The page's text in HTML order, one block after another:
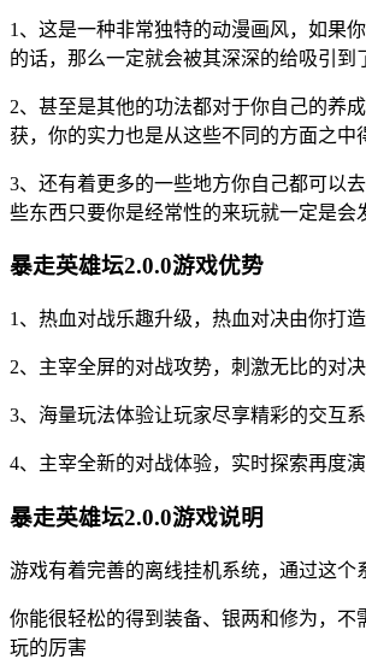
1、这是一种非常独特的动漫画风，如果
的话，那么一定就会被其深深的给吸引到
2、甚至是其他的功法都对于你自己的养
获，你的实力也是从这些不同的方面之中
3、还有着更多的一些地方你自己都可以
些东西只要你是经常性的来玩就一定是会
暴走英雄坛2.0.0游戏优势
1、热血对战乐趣升级，热血对决由你打
2、主宰全屏的对战攻势，刺激无比的对决
3、海量玩法体验让玩家尽享精彩的交互系
4、主宰全新的对战体验，实时探索再度演
暴走英雄坛2.0.0游戏说明
游戏有着完善的离线挂机系统，通过这个
你能很轻松的得到装备、银两和修为，不
玩的厉害